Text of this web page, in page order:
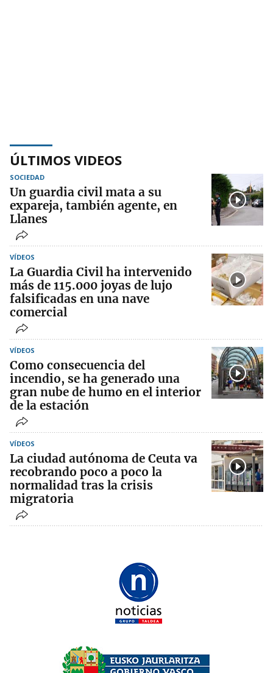
ÚLTIMOS VIDEOS
SOCIEDAD
Un guardia civil mata a su
expareja, también agente, en
Llanes
VÍDEOS
La Guardia Civil ha intervenido
más de 115.000 joyas de lujo
falsificadas en una nave
comercial
VÍDEOS
Como consecuencia del
incendio, se ha generado una
gran nube de humo en el interior
de la estación
VÍDEOS
La ciudad autónoma de Ceuta va
recobrando poco a poco la
normalidad tras la crisis
migratoria